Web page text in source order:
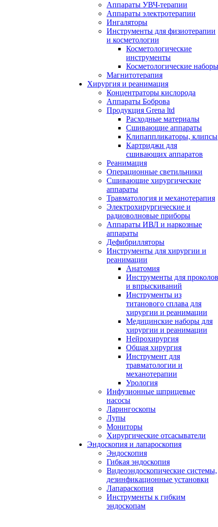
Аппараты УВЧ-терапии
Аппараты электротерапии
Ингаляторы
Инструменты для физиотерапии
и косметологии
Косметологические
инструменты
Косметологические наборы
Магнитотерапия
Хирургия и реанимация
Концентраторы кислорода
Аппараты Боброва
Продукция Grena ltd
Расходные материалы
Сшивающие аппараты
Клипаппликаторы, клипсы
Картриджи для
сшивающих аппаратов
Реанимация
Операционные светильники
Сшивающие хирургические
аппараты
Травматология и механотерапия
Электрохирургические и
радиоволновые приборы
Аппараты ИВЛ и наркозные
аппараты
Дефибрилляторы
Инструменты для хирургии и
реанимации
Анатомия
Инструменты для проколов
и впрыскиваний
Инструменты из
титанового сплава для
хирургии и реанимации
Медицинские наборы для
хирургии и реанимации
Нейрохирургия
Общая хирургия
Инструмент для
травматологии и
механотерапии
Урология
Инфузионные шприцевые
насосы
Ларингоскопы
Лупы
Мониторы
Хирургические отсасыватели
Эндоскопия и лапароскопия
Эндоскопия
Гибкая эндоскопия
Видеоэндоскопические системы,
дезинфикационные установки
Лапараскопия
Инструменты к гибким
эндоскопам